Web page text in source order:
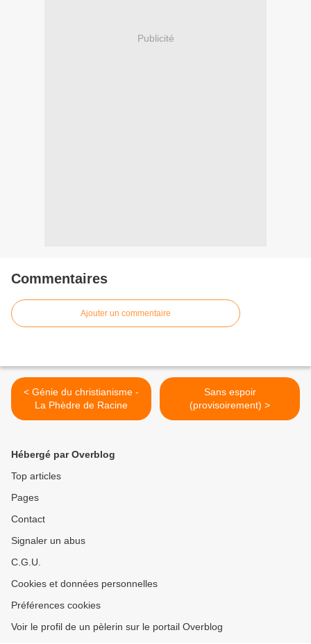
Publicité
Commentaires
Ajouter un commentaire
< Génie du christianisme -
La Phèdre de Racine
Sans espoir
(provisoirement) >
Hébergé par Overblog
Top articles
Pages
Contact
Signaler un abus
C.G.U.
Cookies et données personnelles
Préférences cookies
Voir le profil de un pèlerin sur le portail Overblog